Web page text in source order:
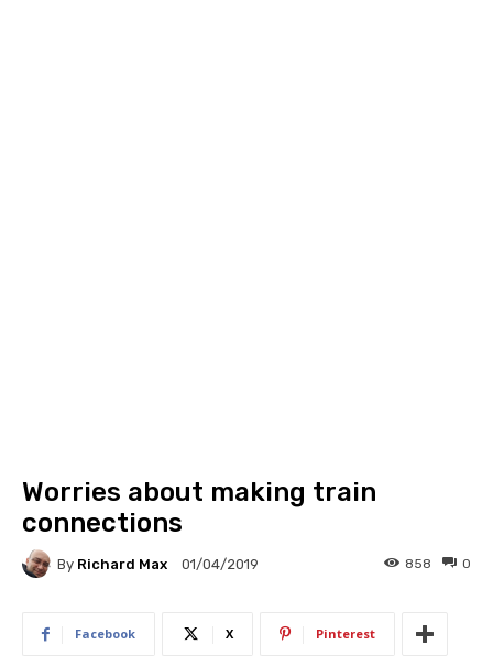
Worries about making train
connections
By Richard Max 01/04/2019 0
858
Facebook X Pinterest